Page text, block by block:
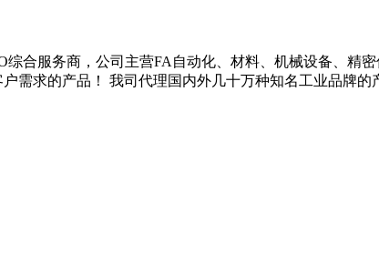
服务商，公司主营FA自动化、材料、机械设备、精
需求的产品！ 我司代理国内外几十万种知名工业品牌